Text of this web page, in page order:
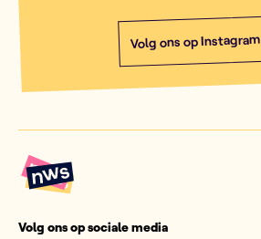
Volg ons op Instagram
Volg ons op sociale media